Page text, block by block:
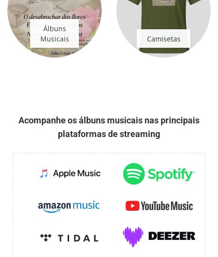
Álbuns
Musicais
Camisetas
Acompanhe os álbuns musicais nas principais
plataformas de streaming